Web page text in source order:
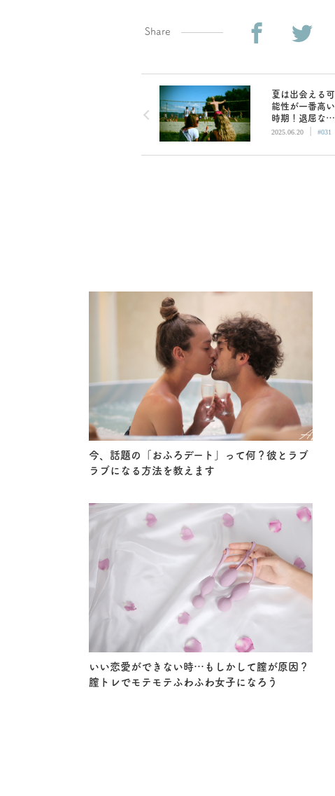
Share
夏は出会える可
能性が一番高い
時期！退屈な行
動パターンを変
とサマーラブ
2025.06.20 | #031
今、話題の「おふろデート」って何？彼とラブ
ラブになる方法を教えます
いい恋愛ができない時…もしかして膣が原因？
膣トレでモテモテふわふわ女子になろう